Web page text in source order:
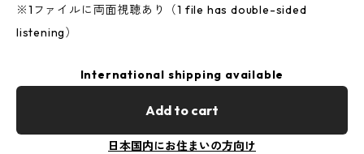
※1ファイルに両面視聴あり（1 file has double-sided
listening）
International shipping available
Add to cart
日本国内にお住まいの方向け